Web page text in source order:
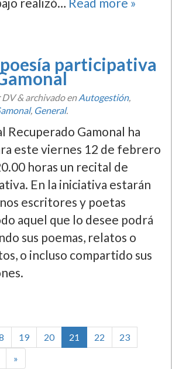
participativa
DV&archivado enAutogestión,
, General.
Recuperado Gamonal ha
este viernes 12 de febrero
horas un recital de
En la iniciativa estarán
escritores y poetas
aquel que lo desee podrá
sus poemas, relatos o
o incluso compartido sus
19 20 21 22
23
»